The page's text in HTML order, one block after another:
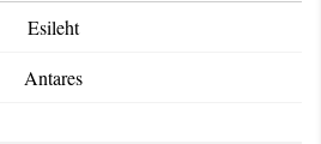
Esileht
Antares